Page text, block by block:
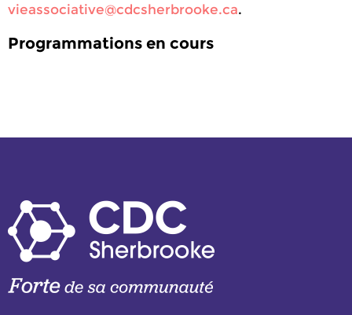
vieassociative@cdcsherbrooke.ca.
Programmations en cours